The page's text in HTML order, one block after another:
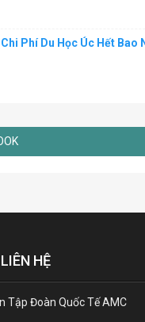
Chi Phí Du Học Úc Hết Bao
HỆ
Tập Đoàn Quốc Tế AMC